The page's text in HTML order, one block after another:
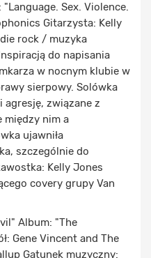
Sex. Violence.
Gitarzysta: Kelly
rock / muzyka
do napisania
w nocnym klubie w
sierpowy. Solówka
agresję, związane z
między nim a
ujawniła
szczególnie do
Kelly Jones
covery grupy Van
Album: "The
Gene Vincent and The
Gatunek muzyczny: